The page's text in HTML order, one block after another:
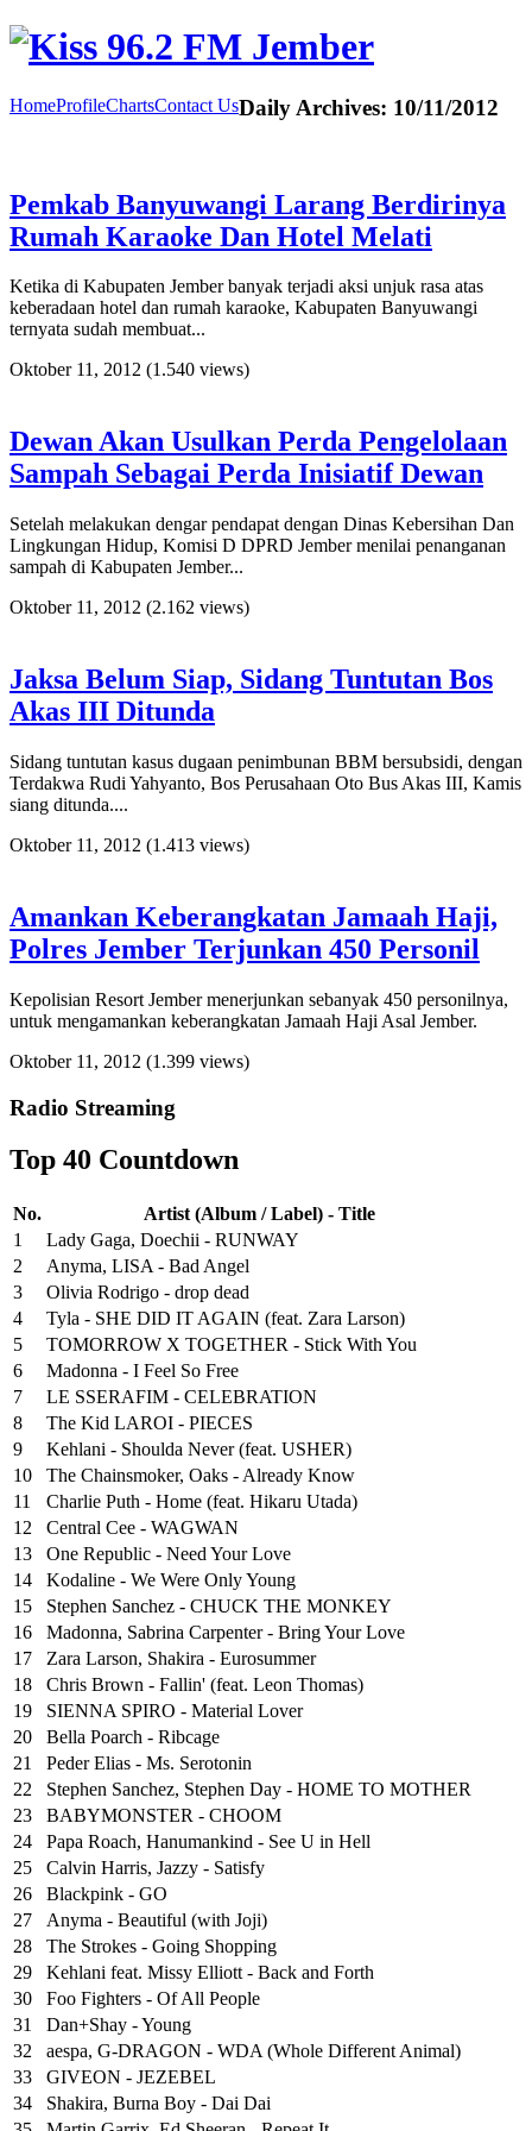
HomeProfileChartsContact UsDaily Archives: 10/11/2012
Pemkab Banyuwangi Larang Berdirinya
Rumah Karaoke Dan Hotel Melati
Ketika di Kabupaten Jember banyak terjadi aksi unjuk rasa atas
keberadaan hotel dan rumah karaoke, Kabupaten Banyuwangi
ternyata sudah membuat...
Oktober 11, 2012 (1.540 views)
Dewan Akan Usulkan Perda Pengelolaan
Sampah Sebagai Perda Inisiatif Dewan
Setelah melakukan dengar pendapat dengan Dinas Kebersihan Dan
Lingkungan Hidup, Komisi D DPRD Jember menilai penanganan
sampah di Kabupaten Jember...
Oktober 11, 2012 (2.162 views)
Jaksa Belum Siap, Sidang Tuntutan Bos
Akas III Ditunda
Sidang tuntutan kasus dugaan penimbunan BBM bersubsidi, dengan
Terdakwa Rudi Yahyanto, Bos Perusahaan Oto Bus Akas III, Kamis
siang ditunda....
Oktober 11, 2012 (1.413 views)
Amankan Keberangkatan Jamaah Haji,
Polres Jember Terjunkan 450 Personil
Kepolisian Resort Jember menerjunkan sebanyak 450 personilnya,
untuk mengamankan keberangkatan Jamaah Haji Asal Jember.
Oktober 11, 2012 (1.399 views)
Radio Streaming
Top 40 Countdown
No.
Artist (Album / Label) - Title
1
Lady Gaga, Doechii - RUNWAY
2
Anyma, LISA - Bad Angel
3
Olivia Rodrigo - drop dead
4
Tyla - SHE DID IT AGAIN (feat. Zara Larson)
5
TOMORROW X TOGETHER - Stick With You
6
Madonna - I Feel So Free
7
LE SSERAFIM - CELEBRATION
8
The Kid LAROI - PIECES
9
Kehlani - Shoulda Never (feat. USHER)
10
The Chainsmoker, Oaks - Already Know
11
Charlie Puth - Home (feat. Hikaru Utada)
12
Central Cee - WAGWAN
13
One Republic - Need Your Love
14
Kodaline - We Were Only Young
15
Stephen Sanchez - CHUCK THE MONKEY
16
Madonna, Sabrina Carpenter - Bring Your Love
17
Zara Larson, Shakira - Eurosummer
18
Chris Brown - Fallin' (feat. Leon Thomas)
19
SIENNA SPIRO - Material Lover
20
Bella Poarch - Ribcage
21
Peder Elias - Ms. Serotonin
22
Stephen Sanchez, Stephen Day - HOME TO MOTHER
23
BABYMONSTER - CHOOM
24
Papa Roach, Hanumankind - See U in Hell
25
⁠Calvin Harris, Jazzy - Satisfy
26
Blackpink - GO
27
Anyma - Beautiful (with Joji)
28
The Strokes - Going Shopping
29
Kehlani feat. Missy Elliott - Back and Forth
30
Foo Fighters - Of All People
31
Dan+Shay - Young
32
aespa, G-DRAGON - WDA (Whole Different Animal)
33
GIVEON - JEZEBEL
34
Shakira, Burna Boy - Dai Dai